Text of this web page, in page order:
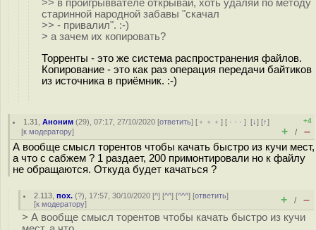
>> в проигрыввателе открывай, хоть удаляй по методу
старинной народной забавы "скачал
>> - привалил". :-)
> а зачем их копировать?
Торренты - это же система распространения файлов.
Копирование - это как раз операция передачи байтиков
из источника в приёмник. :-)
1.31 ,Аноним (29), 07:17, 27/10/2020 [ответить] [ ﹢﹢﹢] [ · · ·][↓] [↑]
[к модератору]
+4
+ / –
А вообще смысл торентов чтобы качать быстро из кучи мест,
а что с сабжем ? 1 раздает, 200 примонтировали но к файлу
не обращаются. Откуда будет качаться ?
2.113 ,пох. (?), 17:57, 30/10/2020 [^] [^^] [^^^] [ответить]
[к модератору] + / –
> А вообще смысл торентов чтобы качать быстро из кучи